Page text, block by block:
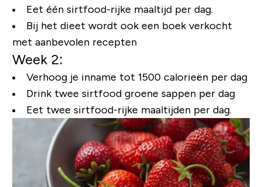
Eet één sirtfood-rijke maaltijd per dag.
Bij het dieet wordt ook een boek verkocht
met aanbevolen recepten
Week 2:
Verhoog je inname tot 1500 calorieën per dag
Drink twee sirtfood groene sappen per dag
Eet twee sirtfood-rijke maaltijden per dag.